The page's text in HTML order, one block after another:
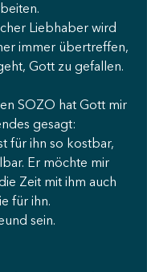
Liebhaber wird
immer übertreffen,
Gott zu gefallen.
SOZO hat Gott mir
gesagt:
für ihn so kostbar,
Er möchte mir
Zeit mit ihm auch
für ihn.
sein.